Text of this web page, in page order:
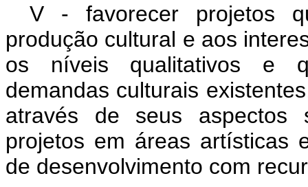
V - favorecer projetos
produção cultural e aos
os níveis qualitativos e
demandas culturais
através de seus aspectos
projetos em áreas artísticas
de desenvolvimento com